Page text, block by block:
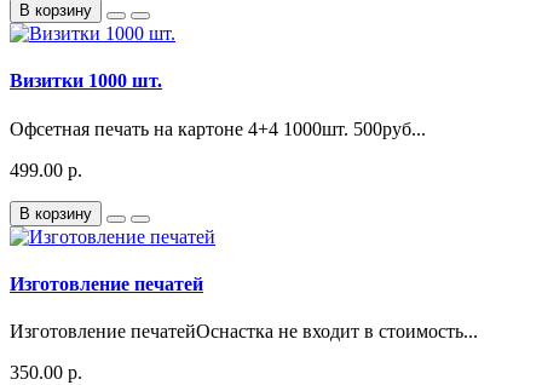
В корзину
Визитки 1000 шт.
Офсетная печать на картоне 4+4 1000шт. 500руб...
499.00 р.
В корзину
Изготовление печатей
Изготовление печатейОснастка не входит в стоимость...
350.00 р.